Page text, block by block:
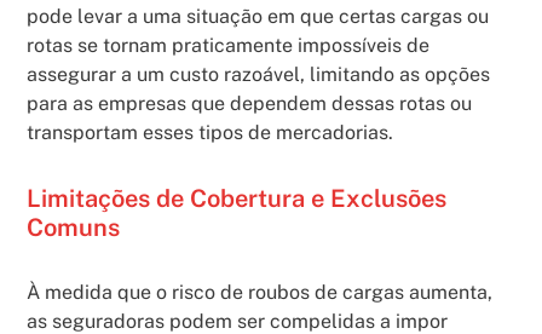
pode levar a uma situação em que certas cargas ou
rotas se tornam praticamente impossíveis de
assegurar a um custo razoável, limitando as opções
para as empresas que dependem dessas rotas ou
transportam esses tipos de mercadorias.
Limitações de Cobertura e Exclusões
Comuns
À medida que o risco de roubos de cargas aumenta,
as seguradoras podem ser compelidas a impor